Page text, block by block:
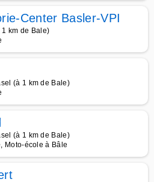
Center Basler-VPI
km de Bale)
(à 1 km de Bale)
(à 1 km de Bale)
Moto-école à Bâle